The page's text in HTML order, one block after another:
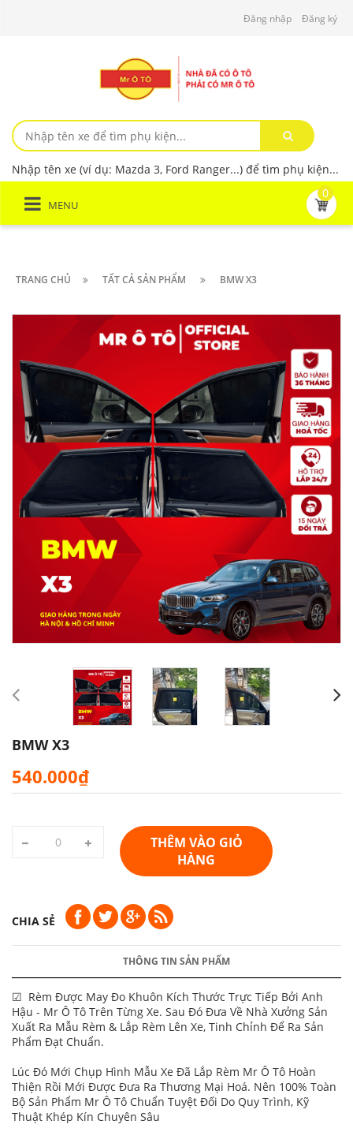
Đăng nhập Đăng ký
Nhập tên xe (ví dụ: Mazda 3, Ford Ranger...) để tìm phụ kiện...
MENU
0
TRANG CHỦ TẤT CẢ SẢN PHẨM BMW X3
BMW X3
540.000₫
THÊM VÀO GIỎ
HÀNG
CHIA SẺ
THÔNG TIN SẢN PHẨM
☑ Rèm Được May Đo Khuôn Kích Thước Trực Tiếp Bởi Anh
Hậu - Mr Ô Tô Trên Từng Xe. Sau Đó Đưa Về Nhà Xưởng Sản
Xuất Ra Mẫu Rèm & Lắp Rèm Lên Xe, Tinh Chỉnh Để Ra Sản
Phẩm Đạt Chuẩn.
Lúc Đó Mới Chụp Hình Mẫu Xe Đã Lắp Rèm Mr Ô Tô Hoàn
Thiện Rồi Mới Được Đưa Ra Thương Mại Hoá. Nên 100% Toàn
Bộ Sản Phẩm Mr Ô Tô Chuẩn Tuyệt Đối Do Quy Trình, Kỹ
Thuật Khép Kín Chuyên Sâu